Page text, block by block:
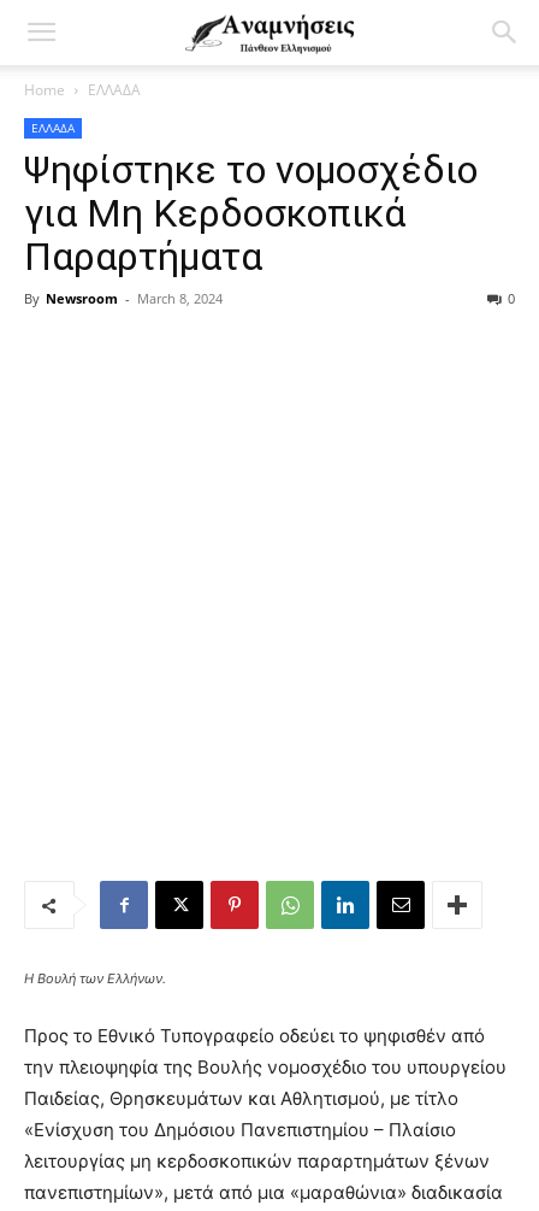
Home ΕΛΛΑΔΑ
ΕΛΛΑΔΑ
Ψηφίστηκε το νομοσχέδιο
για Μη Κερδοσκοπικά
Παραρτήματα
By Newsroom - March 8, 2024 0
Η Βουλή των Ελλήνων.
Προς το Εθνικό Τυπογραφείο οδεύει το ψηφισθέν από
την πλειοψηφία της Βουλής νομοσχέδιο του υπουργείου
Παιδείας, Θρησκευμάτων και Αθλητισμού, με τίτλο
«Ενίσχυση του Δημόσιου Πανεπιστημίου – Πλαίσιο
λειτουργίας μη κερδοσκοπικών παραρτημάτων ξένων
πανεπιστημίων», μετά από μια «μαραθώνια» διαδικασία